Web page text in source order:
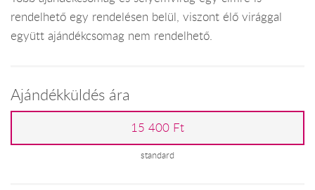
rendelhető egy rendelésen belül, viszont élő virággal
együtt ajándékcsomag nem rendelhető.
Ajándékküldés ára
15 400 Ft
standard